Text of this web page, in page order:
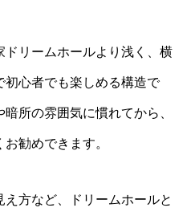
ドリームホールより浅く、横
初心者でも楽しめる構造で
所の雰囲気に慣れてから、
勧めできます。
方など、ドリームホールと